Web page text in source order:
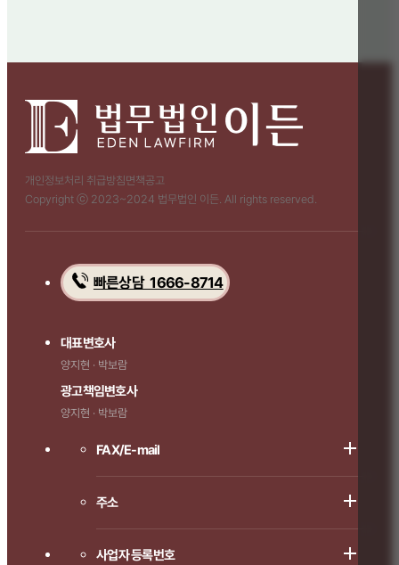
개인정보처리 취급방침 면책공고
Copyright ⓒ 2023~2024 법무법인 이든. All rights reserved.
빠른상담 1666-8714
대표변호사
양지현 · 박보람
광고책임변호사
양지현 · 박보람
FAX/E-mail
주소
사업자 등록번호